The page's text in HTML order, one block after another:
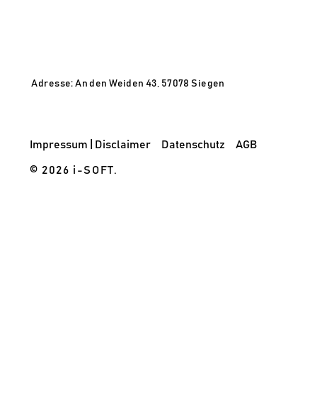
Adresse: An den Weiden 43, 57078 Siegen
Impressum | Disclaimer Datenschutz AGB
© 2026 i-SOFT.